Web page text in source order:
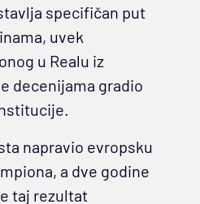
specifičan put
uvek
u Realu iz
decenijama gradio
napravio evropsku
a dve godine
taj rezultat